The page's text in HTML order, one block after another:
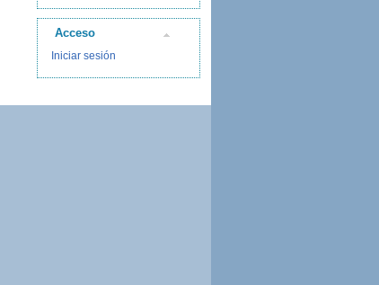
Acceso
Iniciar sesión